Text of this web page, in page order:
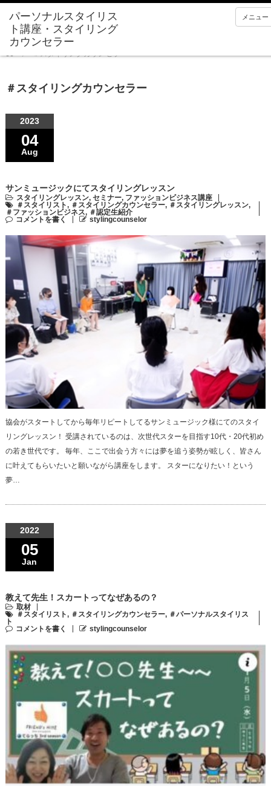
メニュー
＃スタイリングカウンセラー
＃スタイリングカウンセラー
2023
04
Aug
サンミュージックにてスタイリングレッスン
スタイリングレッスン, セミナー, ファッションビジネス講座
＃スタイリスト, ＃スタイリングカウンセラー, ＃スタイリングレッスン,
＃ファッションビジネス, ＃認定生紹介
コメントを書く
stylingcounselor
協会がスタートしてから毎年リピートしてるサンミュージック様にてのスタイ
リングレッスン！ 受講されているのは、次世代スターを目指す10代・20代初め
の若き世代です。 毎年、ここで出会う方々には夢を追う姿勢が眩しく、皆さん
に叶えてもらいたいと願いながら講座をします。 スターになりたい！という
夢…
2022
05
Jan
教えて先生！スカートってなぜあるの？
取材
＃スタイリスト, ＃スタイリングカウンセラー, ＃パーソナルスタイリス
ト
コメントを書く
stylingcounselor